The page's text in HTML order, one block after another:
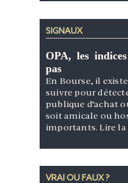
SIGNAUX
OPA, les
pas
En Bourse, il
suivre pour
publique d’achat
soit amicale ou
importants.Lire
VRAI OU FAUX ?